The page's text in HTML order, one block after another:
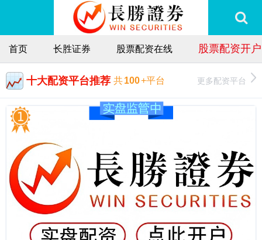
首页 长胜证券 股票配资在线 股票配资开户
十大配资平台推荐 共100+平台 更多配资平台